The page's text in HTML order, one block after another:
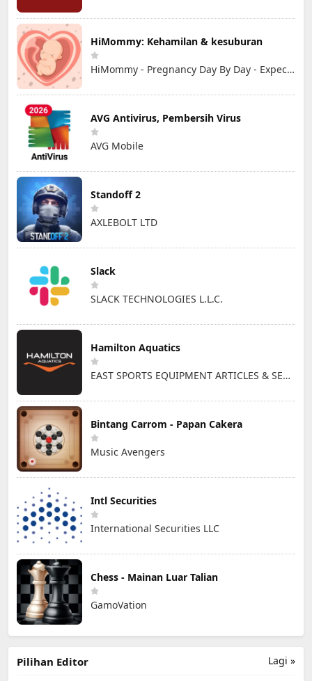
HiMommy: Kehamilan & kesuburan
HiMommy - Pregnancy Day By Day - Expecting Baby
AVG Antivirus, Pembersih Virus
AVG Mobile
Standoff 2
AXLEBOLT LTD
Slack
SLACK TECHNOLOGIES L.L.C.
Hamilton Aquatics
EAST SPORTS EQUIPMENT ARTICLES & SERVICES L.L.C
Bintang Carrom - Papan Cakera
Music Avengers
Intl Securities
International Securities LLC
Chess - Mainan Luar Talian
GamoVation
Lagi »
Pilihan Editor